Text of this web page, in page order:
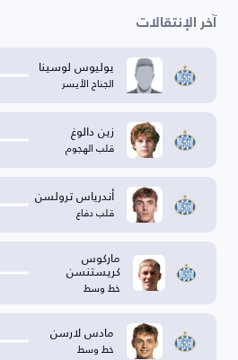
آخر الإنتقالات
يوليوس لوسينا
الجناح الأيسر
زين دالوغ
قلب الهجوم
أندرياس ترولسن
قلب دفاع
ماركوس
كريستنسن
خط وسط
مادس لارسن
خط وسط